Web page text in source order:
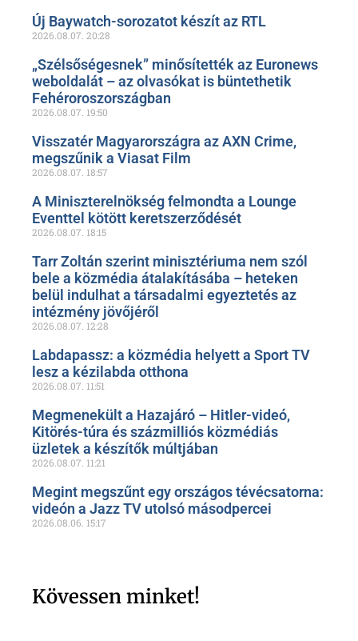
Új Baywatch-sorozatot készít az RTL
2026.08.07. 20:28
„Szélsőségesnek” minősítették az Euronews
weboldalát – az olvasókat is büntethetik
Fehéroroszországban
2026.08.07. 19:50
Visszatér Magyarországra az AXN Crime,
megszűnik a Viasat Film
2026.08.07. 18:57
A Miniszterelnökség felmondta a Lounge
Eventtel kötött keretszerződését
2026.08.07. 18:15
Tarr Zoltán szerint minisztériuma nem szól
bele a közmédia átalakításába – heteken
belül indulhat a társadalmi egyeztetés az
intézmény jövőjéről
2026.08.07. 12:28
Labdapassz: a közmédia helyett a Sport TV
lesz a kézilabda otthona
2026.08.07. 11:51
Megmenekült a Hazajáró – Hitler-videó,
Kitörés-túra és százmilliós közmédiás
üzletek a készítők múltjában
2026.08.07. 11:21
Megint megszűnt egy országos tévécsatorna:
videón a Jazz TV utolsó másodpercei
2026.08.06. 15:17
Kövessen minket!